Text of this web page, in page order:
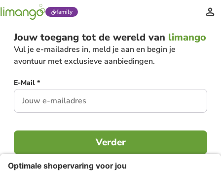
family
Jouw toegang tot de wereld van limango
Vul je e-mailadres in, meld je aan en begin je
avontuur met exclusieve aanbiedingen.
E-Mail *
Verder
Al lid?Inloggen